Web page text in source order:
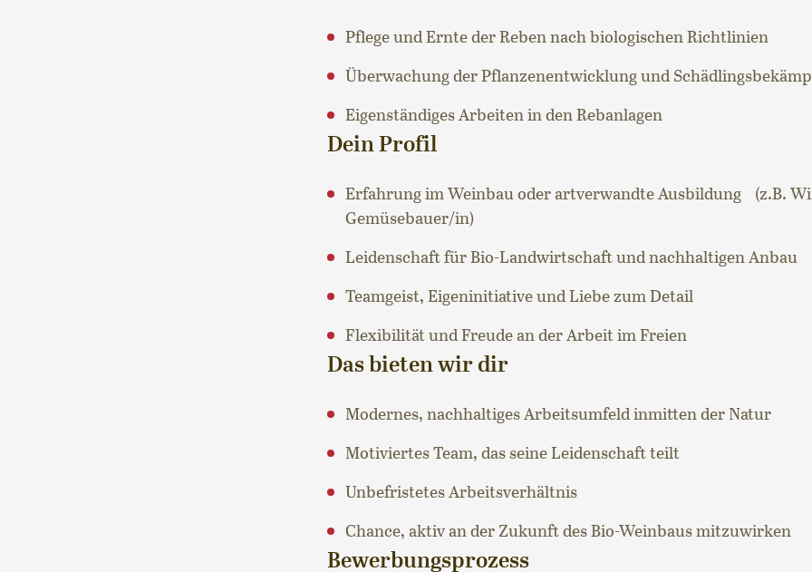
Pflege und Ernte der Reben nach biologischen Richtlinien
Überwachung der Pflanzenentwicklung und
Eigenständiges Arbeiten in den Rebanlagen
Dein Profil
Erfahrung im Weinbau oder artverwandte Ausbildung (z.B.
Gemüsebauer/in)
Leidenschaft für Bio-Landwirtschaft und nachhaltigen Anbau
Teamgeist, Eigeninitiative und Liebe zum Detail
Flexibilität und Freude an der Arbeit im Freien
Das bieten wir dir
Modernes, nachhaltiges Arbeitsumfeld inmitten der Natur
Motiviertes Team, das seine Leidenschaft teilt
Unbefristetes Arbeitsverhältnis
Chance, aktiv an der Zukunft des Bio-Weinbaus mitzuwirken
Bewerbungsprozess